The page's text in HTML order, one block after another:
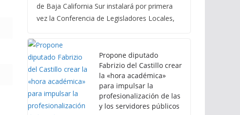
de Baja California Sur instalará por primera
vez la Conferencia de Legisladores Locales,
Propone diputado
Fabrizio del Castillo crear
la «hora académica»
para impulsar la
profesionalización de las
y los servidores públicos